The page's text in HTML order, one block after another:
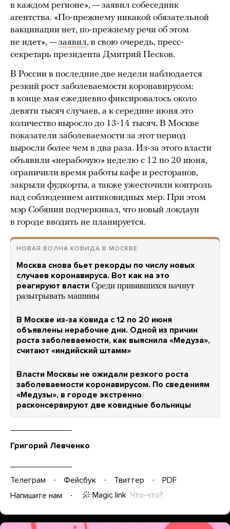
в каждом регионе», — заявил собеседник
агентства. «По-прежнему никакой обязательной
вакцинации нет, по-прежнему речи об этом
не идет», — заявил, в свою очередь, пресс-
секретарь президента Дмитрий Песков.
В России в последние две недели наблюдается
резкий рост заболеваемости коронавирусом:
в конце мая ежедневно фиксировалось около
девяти тысяч случаев, а к середине июня это
количество выросло до 13-14 тысяч. В Москве
показатели заболеваемости за этот период
выросли более чем в два раза. Из-за этого власти
объявили «нерабочую» неделю с 12 по 20 июня,
ограничили время работы кафе и ресторанов,
закрыли фудкорты, а также ужесточили контроль
над соблюдением антиковидных мер. При этом
мэр Собянин подчеркивал, что новый локдаун
в городе вводить не планируется.
НОВАЯ ВОЛНА КОВИДА В МОСКВЕ
Москва снова бьет рекорды по числу новых
случаев коронавируса. Вот как на это
реагируют власти Среди привившихся начнут
разыгрывать машины
В Москве из-за ковида с 12 по 20 июня
объявлены нерабочие дни. Одной из причин
роста заболеваемости, как выяснила «Медуза»,
считают «индийский штамм»
Власти Москвы не ожидали резкого роста
заболеваемости коронавирусом. По сведениям
«Медузы», в городе экстренно
расконсервируют две ковидные больницы
Григорий Левченко
Телеграм Фейсбук Твиттер
PDF
Напишите нам
Magic link Что-что?